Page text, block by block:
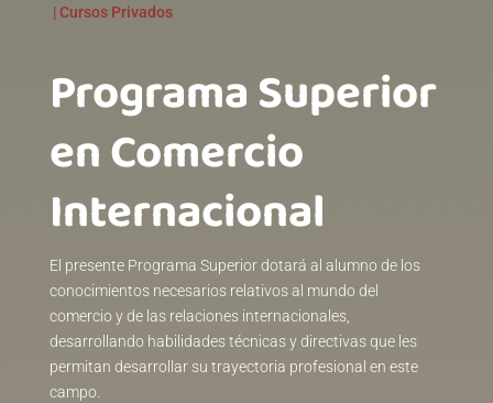
|Cursos Privados
Programa Superior
en Comercio
Internacionalㅤㅤㅤㅤㅤㅤㅤㅤㅤㅤㅤㅤ
El presente Programa Superior dotará al alumno de los
conocimientos necesarios relativos al mundo del
comercio y de las relaciones internacionales,
desarrollando habilidades técnicas y directivas que les
permitan desarrollar su trayectoria profesional en este
campo.